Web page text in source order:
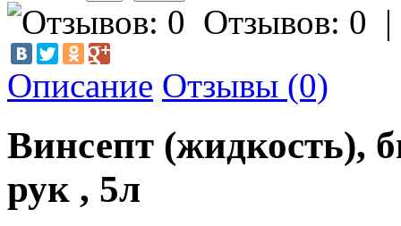
Отзывов: 0
Описание Отзывы (0)
Винсепт (жидкость),
рук , 5л